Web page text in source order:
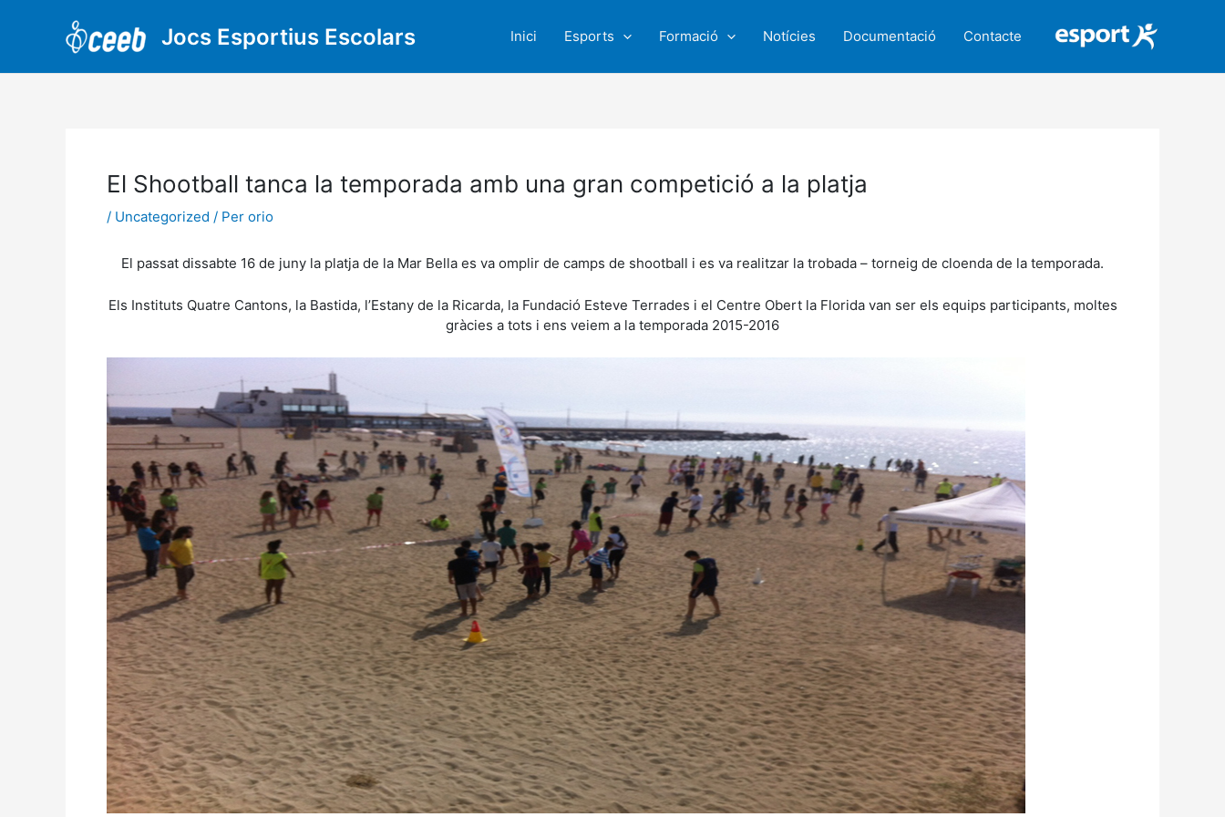
Jocs Esportius Escolars Inici Esports Formació Notícies Documentació Contacte
El Shootball tanca la temporada amb una gran competició a la platja
/ Uncategorized / Per orio
El passat dissabte 16 de juny la platja de la Mar Bella es va omplir de camps de shootball i es va realitzar la trobada – torneig de cloenda de la temporada.
Els Instituts Quatre Cantons, la Bastida, l’Estany de la Ricarda, la Fundació Esteve Terrades i el Centre Obert la Florida van ser els equips participants, moltes
gràcies a tots i ens veiem a la temporada 2015-2016